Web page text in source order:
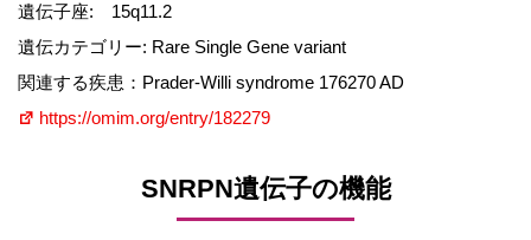
遺伝子座: 15q11.2
遺伝カテゴリー: Rare Single Gene variant
関連する疾患：Prader-Willi syndrome 176270 AD
https://omim.org/entry/182279
SNRPN遺伝子の機能